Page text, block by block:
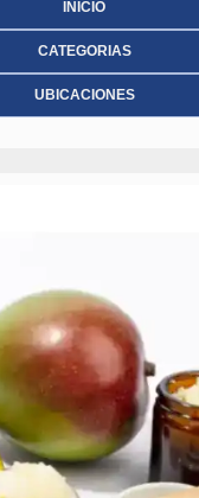
INICIO
CATEGORIAS
UBICACIONES